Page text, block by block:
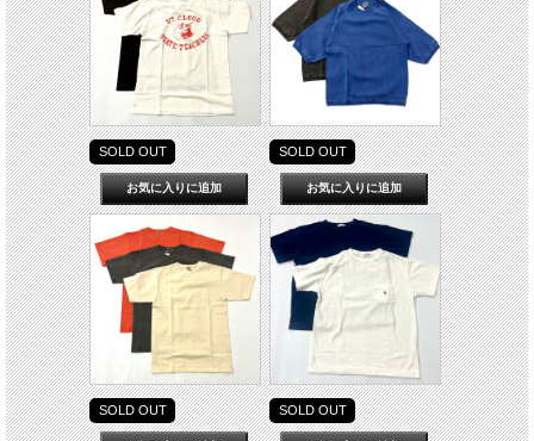
SOLD OUT SOLD OUT
SOLD OUT SOLD OUT